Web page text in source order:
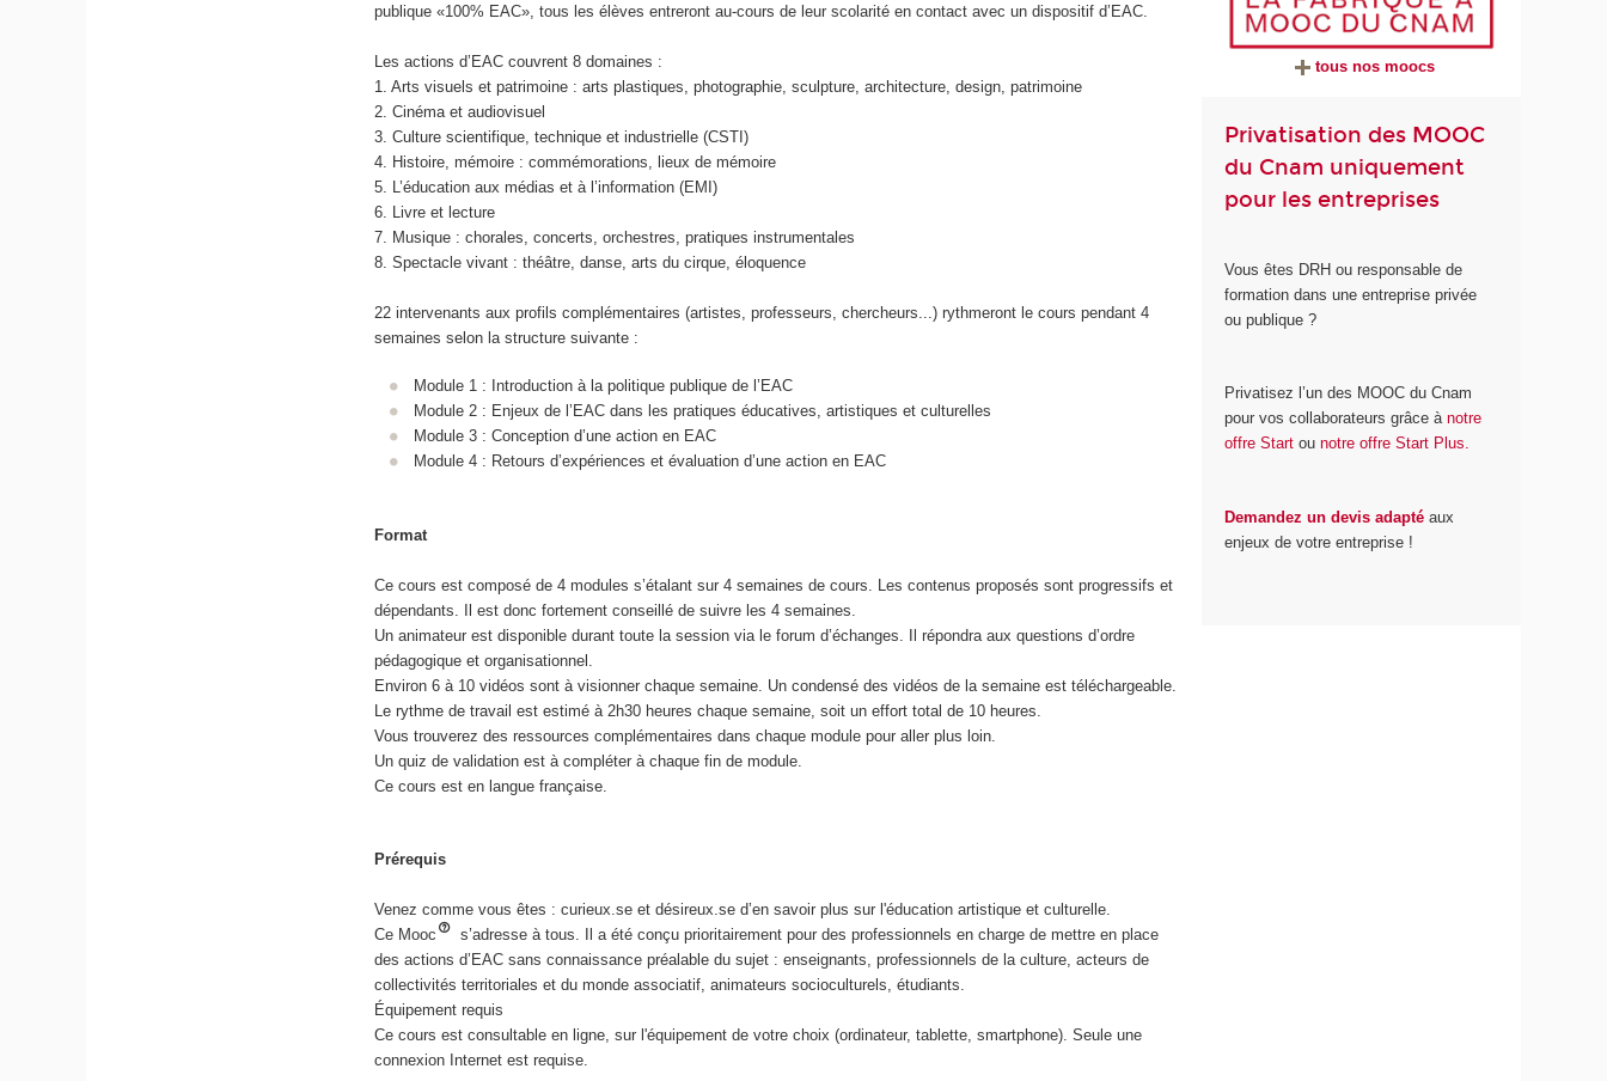
publique «100% EAC», tous les élèves entreront au-cours de leur scolarité en contact avec un dispositif d’EAC.
Les actions d’EAC couvrent 8 domaines :
1. Arts visuels et patrimoine : arts plastiques, photographie, sculpture, architecture, design, patrimoine
2. Cinéma et audiovisuel
3. Culture scientifique, technique et industrielle (CSTI)
4. Histoire, mémoire : commémorations, lieux de mémoire
5. L’éducation aux médias et à l’information (EMI)
6. Livre et lecture
7. Musique : chorales, concerts, orchestres, pratiques instrumentales
8. Spectacle vivant : théâtre, danse, arts du cirque, éloquence
22 intervenants aux profils complémentaires (artistes, professeurs, chercheurs...) rythmeront le cours pendant 4
semaines selon la structure suivante :
Module 1 : Introduction à la politique publique de l’EAC
Module 2 : Enjeux de l’EAC dans les pratiques éducatives, artistiques et culturelles
Module 3 : Conception d’une action en EAC
Module 4 : Retours d’expériences et évaluation d’une action en EAC
Format
Ce cours est composé de 4 modules s’étalant sur 4 semaines de cours. Les contenus proposés sont progressifs et
dépendants. Il est donc fortement conseillé de suivre les 4 semaines.
Un animateur est disponible durant toute la session via le forum d’échanges. Il répondra aux questions d’ordre
pédagogique et organisationnel.
Environ 6 à 10 vidéos sont à visionner chaque semaine. Un condensé des vidéos de la semaine est téléchargeable.
Le rythme de travail est estimé à 2h30 heures chaque semaine, soit un effort total de 10 heures.
Vous trouverez des ressources complémentaires dans chaque module pour aller plus loin.
Un quiz de validation est à compléter à chaque fin de module.
Ce cours est en langue française.
Prérequis
Venez comme vous êtes : curieux.se et désireux.se d’en savoir plus sur l'éducation artistique et culturelle.
Ce Mooc
s’adresse à tous. Il a été conçu prioritairement pour des professionnels en charge de mettre en place
des actions d’EAC sans connaissance préalable du sujet : enseignants, professionnels de la culture, acteurs de
collectivités territoriales et du monde associatif, animateurs socioculturels, étudiants.
Équipement requis
Ce cours est consultable en ligne, sur l'équipement de votre choix (ordinateur, tablette, smartphone). Seule une
connexion Internet est requise.
tous nos moocs
Privatisation des MOOC
du Cnam uniquement
pour les entreprises
Vous êtes DRH ou responsable de
formation dans une entreprise privée
ou publique ?
Privatisez l’un des MOOC du Cnam
pour vos collaborateurs grâce ànotre
offre Start ounotre offre Start Plus.
Demandez un devis adapté aux
enjeux de votre entreprise !